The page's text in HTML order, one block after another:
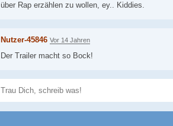
über Rap erzählen zu wollen, ey.. Kiddies.
Nutzer-45846 Vor 14 Jahren
Der Trailer macht so Bock!